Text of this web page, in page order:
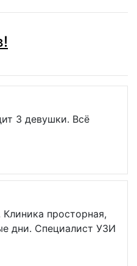
3 девушки. Всё
просторная,
дни. Специалист УЗИ